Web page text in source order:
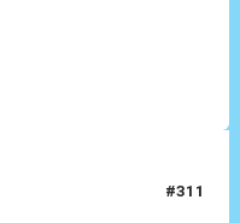
#311